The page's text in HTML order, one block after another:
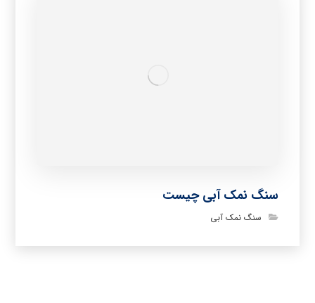
سنگ نمک آبی چیست
سنگ نمک آبی